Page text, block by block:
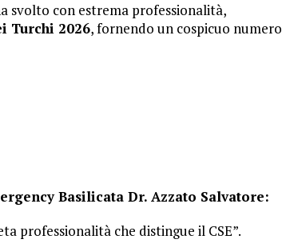
svolto con estrema professionalità,
Turchi 2026, fornendo un cospicuo numero
Basilicata Dr. Azzato Salvatore:
professionalità che distingue il CSE”.